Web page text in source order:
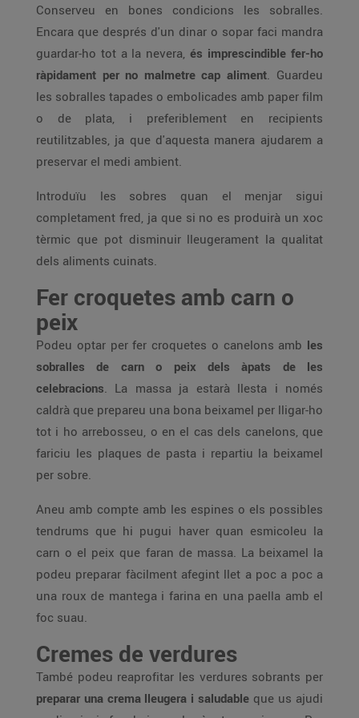
Conserveu en bones condicions les sobralles.
Encara que després d'un dinar o sopar faci mandra
guardar-ho tot a la nevera, és imprescindible fer-ho
ràpidament per no malmetre cap aliment. Guardeu
les sobralles tapades o embolicades amb paper film
o de plata, i preferiblement en recipients
reutilitzables, ja que d'aquesta manera ajudarem a
preservar el medi ambient.
Introduïu les sobres quan el menjar sigui
completament fred, ja que si no es produirà un xoc
tèrmic que pot disminuir lleugerament la qualitat
dels aliments cuinats.
Fer croquetes amb carn o
peix
Podeu optar per fer croquetes o canelons amb les
sobralles de carn o peix dels àpats de les
celebracions. La massa ja estarà llesta i només
caldrà que prepareu una bona beixamel per lligar-ho
tot i ho arrebosseu, o en el cas dels canelons, que
fariciu les plaques de pasta i repartiu la beixamel
per sobre.
Aneu amb compte amb les espines o els possibles
tendrums que hi pugui haver quan esmicoleu la
carn o el peix que faran de massa. La beixamel la
podeu preparar fàcilment afegint llet a poc a poc a
una roux de mantega i farina en una paella amb el
foc suau.
Cremes de verdures
També podeu reaprofitar les verdures sobrants per
preparar una crema lleugera i saludable que us ajudi